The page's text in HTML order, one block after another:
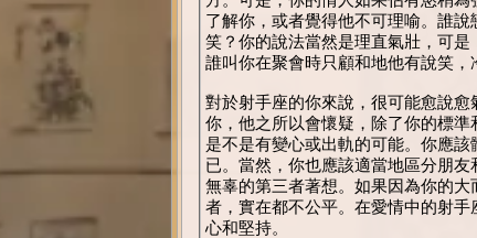
了解你，或者覺得他不可理喻。誰
笑？你的說法當然是理直氣壯，可
誰叫你在聚會時只顧和地他有說笑，
對於射手座的你來說，很可能愈說
你，他之所以會懷疑，除了你的標
是不是有變心或出軌的可能。你應
已。當然，你也應該適當地區分朋
無辜的第三者著想。如果因為你的
者，實在都不公平。在愛情中的射
心和堅持。